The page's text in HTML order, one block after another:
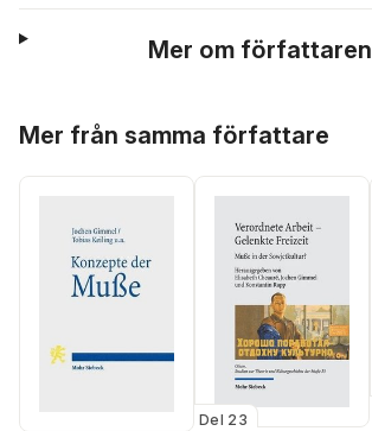
Mer om författaren
Mer från samma författare
Del 23